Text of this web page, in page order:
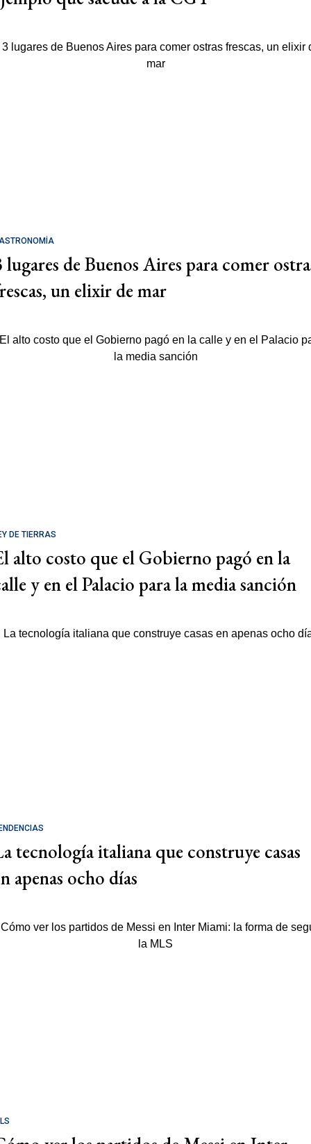
lugares de Buenos Aires para comer
un elixir de mar
DE TIERRAS
alto costo que el Gobierno pagó en la
y en el Palacio para la media sanción
tecnología italiana que construye casas
apenas ocho días